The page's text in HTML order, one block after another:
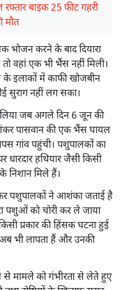
बाइक 25 फीट गहरी
मौत
भोजन करने के बाद दियारा
वहां एक भी भैंस नहीं मिली।
इलाकों में काफी खोजबीन
सुराग नहीं लग सका।
जब अगले दिन 6 जून की
पासवान की एक भैंस घायल
गांव पहुंची। पशुपालकों का
हथियार जैसी किसी
निशान मिले हैं।
पशुपालकों ने आशंका जताई है
पशुओं को चोरी कर ले जाया
प्रकार की हिंसक घटना हुई
भी लापता हैं और उनकी
से मामले को गंभीरता से लेते हुए